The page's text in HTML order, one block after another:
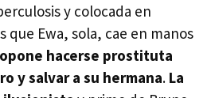
y colocada en
Ewa, sola, cae en manos
hacerse prostituta
y salvar a su hermana. La